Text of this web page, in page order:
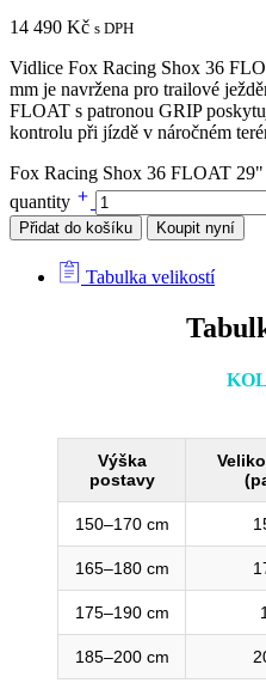
14 490 Kč s DPH
Vidlice Fox Racing Shox 36
mm je navržena pro trailové
FLOAT s patronou GRIP
kontrolu při jízdě v náročném
Fox Racing Shox 36 FLOAT
quantity
Přidat do košíku Koupit nyní
Tabulka velikostí
Výška
postavy
150–170 cm
165–180 cm
175–190 cm
185–200 cm